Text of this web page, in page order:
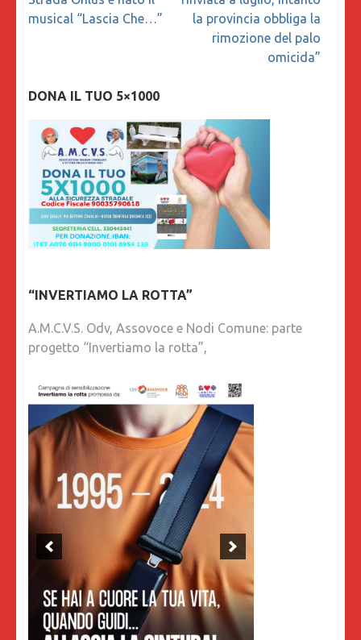
musical “Lascia Che…”
la provincia obbliga la
rimozione del palo
omicida”
DONA IL TUO 5×1000
“INVERTIAMO LA ROTTA”
A.M.C.V.S. Odv, Assovoce e Nodi Comune: parte
progetto “Invertiamo la rotta”,